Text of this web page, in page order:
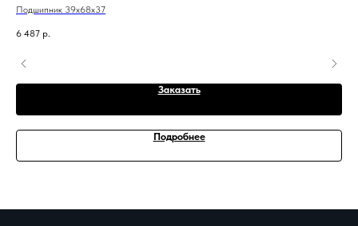
Подшипник 39x68x37
6 487 р.
Заказать
Подробнее